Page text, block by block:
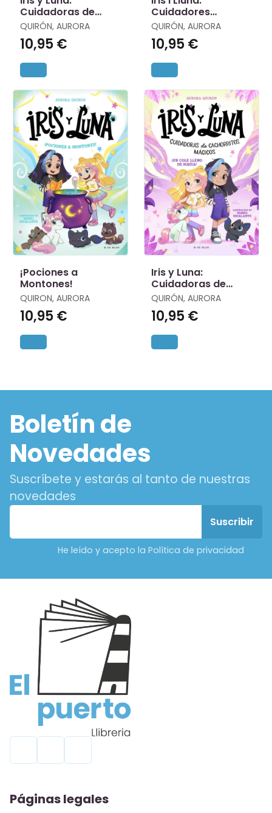
Cuidadoras de
Cachorritos
Mágicos 3 - ¡Un
Cumpleaños Muy
QUIRÓN, AURORA
10,95 €
Cuidadores
D'animalets Màgics
3 - un Aniversari
Molt Dolç!
QUIRÓN, AURORA
10,95 €
¡Pociones a
Montones!
QUIRON, AURORA
10,95 €
Iris y Luna:
Cuidadoras de
Cachorritos
Mágicos 1 - ¡Un Cole
Lleno de Magia!
QUIRÓN, AURORA
10,95 €
Boletín de
Novedades
Suscríbete y estarás al tanto de nuestras
novedades
He leído y acepto la Política de privacidad
Páginas legales